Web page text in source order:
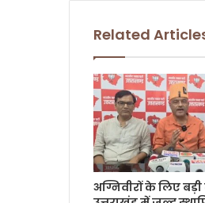
Related
अग्निवीरों के लिए